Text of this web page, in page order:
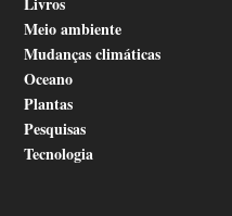
Meio ambiente
Mudanças climáticas
Oceano
Plantas
Pesquisas
Tecnologia